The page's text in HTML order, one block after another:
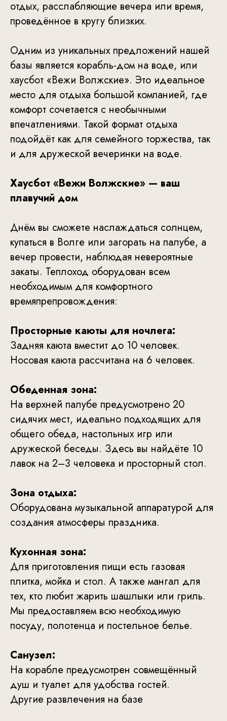
отдых, расслабляющие вечера или время,
проведённое в кругу близких.
Одним из уникальных предложений нашей
базы является корабль-дом на воде, или
хаусбот «Вежи Волжские». Это идеальное
место для отдыха большой компанией, где
комфорт сочетается с необычными
впечатлениями. Такой формат отдыха
подойдёт как для семейного торжества, так
и для дружеской вечеринки на воде.
Хаусбот «Вежи Волжские» — ваш
плавучий дом
Днём вы сможете наслаждаться солнцем,
купаться в Волге или загорать на палубе, а
вечер провести, наблюдая невероятные
закаты. Теплоход оборудован всем
необходимым для комфортного
времяпрепровождения:
Просторные каюты для ночлега:
Задняя каюта вместит до 10 человек.
Носовая каюта рассчитана на 6 человек.
Обеденная зона:
На верхней палубе предусмотрено 20
сидячих мест, идеально подходящих для
общего обеда, настольных игр или
дружеской беседы. Здесь вы найдёте 10
лавок на 2–3 человека и просторный стол.
Зона отдыха:
Оборудована музыкальной аппаратурой для
создания атмосферы праздника.
Кухонная зона:
Для приготовления пищи есть газовая
плитка, мойка и стол. А также мангал для
тех, кто любит жарить шашлыки или гриль.
Мы предоставляем всю необходимую
посуду, полотенца и постельное белье.
Санузел:
На корабле предусмотрен совмещённый
душ и туалет для удобства гостей.
Другие развлечения на базе